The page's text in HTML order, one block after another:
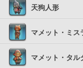
天狗人形
マメット・ミス
マメット・タル